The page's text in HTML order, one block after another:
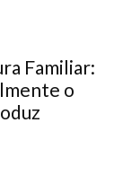
Familiar:
o